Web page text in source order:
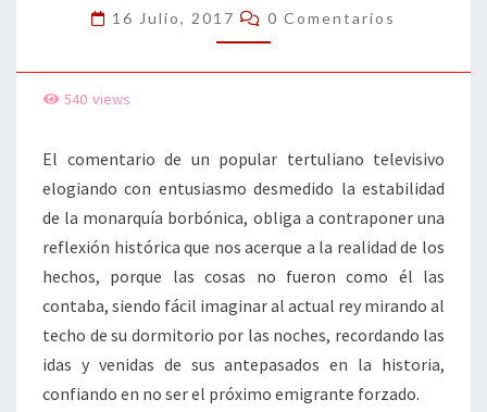
16 Julio, 2017 Comentarios
0 Comentarios
540 views
El comentario de un popular tertuliano televisivo
elogiando con entusiasmo desmedido la estabilidad
de la monarquía borbónica, obliga a contraponer una
reflexión histórica que nos acerque a la realidad de los
hechos, porque las cosas no fueron como él las
contaba, siendo fácil imaginar al actual rey mirando al
techo de su dormitorio por las noches, recordando las
idas y venidas de sus antepasados en la historia,
confiando en no ser el próximo emigrante forzado.